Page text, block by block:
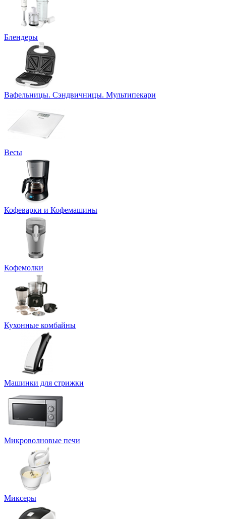
Блендеры
Вафельницы. Сэндвичницы. Мультипекари
Весы
Кофеварки и Кофемашины
Кофемолки
Кухонные комбайны
Машинки для стрижки
Микроволновые печи
Миксеры